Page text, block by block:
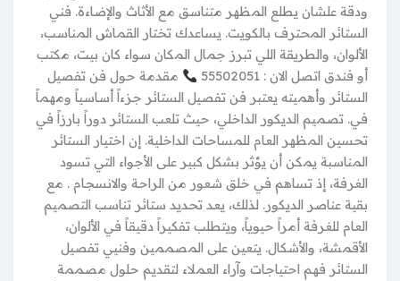
ودقة علشان يطلع المظهر متناسق مع الأثاث والإضاءة. فني
الستائر المحترف بالكويت. يساعدك تختار القماش المناسب،
الألوان، والطريقة اللي تبرز جمال المكان سواء كان بيت، مكتب
أو فندق اتصل الان : 55502051
مقدمة حول فن تفصيل
الستائر وأهميته يعتبر فن تفصيل الستائر جزءاً أساسياً ومهماً
في. تصميم الديكور الداخلي، حيث تلعب الستائر دوراً بارزاً في
تحسين المظهر العام للمساحات الداخلية. إن اختيار الستائر
المناسبة يمكن أن يؤثر بشكل كبير على الأجواء التي تسود
الغرفة، إذ تساهم في خلق شعور من الراحة والانسجام . مع
بقية عناصر الديكور. لذلك، يعد تحديد ستائر تناسب التصميم
العام للغرفة أمراً حيوياً، ويتطلب تفكيراً دقيقاً في الألوان،
الأقمشة، والأشكال. يتعين على المصممين وفنيي تفصيل
الستائر فهم احتياجات وآراء العملاء لتقديم حلول مصممة